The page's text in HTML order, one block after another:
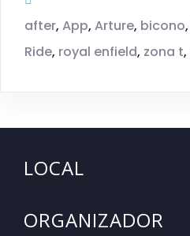
after, App, Arture, bicono,
Ride, royal enfield, zona t,
LOCAL
ORGANIZADOR